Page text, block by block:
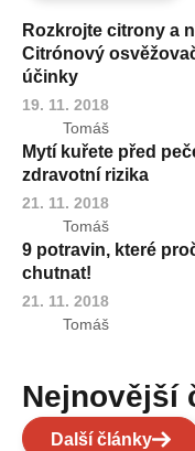
Rozkrojte citrony a
Citrónový
účinky
19. 11. 2018
Tomáš
Mytí kuřete před
zdravotní rizika
21. 11. 2018
Tomáš
9 potravin, které
chutnat!
21. 11. 2018
Tomáš
Další články